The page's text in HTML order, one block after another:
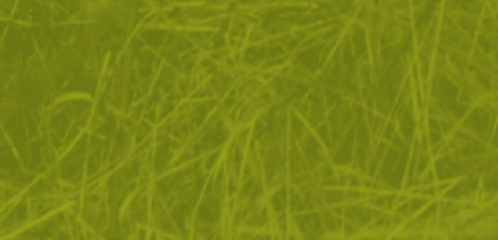
Ние използваме бисквитки, за да помогнем за
подобряване на нашите услуги и да подобрим вашето
изживяване. Ако не приемете незадължителните
бисквитки по-долу, вашето изживяване може да бъде
засегнато. Ако искате да научите повече, моля,
прочетете
ПОЛИТИКА ЗА "БИСКВИТКИ"
✓ актуални намаления
✓ ексклузивни кампании
✓ ново от нашия блог
БЪДИ ПЪРВИ И НЕ ИЗПУСКАЙ
АБОНИРАЙ СЕ